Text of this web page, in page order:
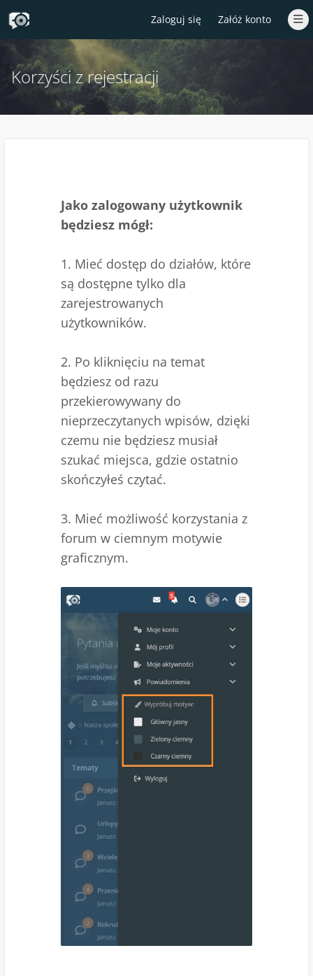
Zaloguj się Załóż konto
Korzyści z rejestracji
Jako zalogowany użytkownik
będziesz mógł:
1. Mieć dostęp do działów, które
są dostępne tylko dla
zarejestrowanych
użytkowników.
2. Po kliknięciu na temat
będziesz od razu
przekierowywany do
nieprzeczytanych wpisów, dzięki
czemu nie będziesz musiał
szukać miejsca, gdzie ostatnio
skończyłeś czytać.
3. Mieć możliwość korzystania z
forum w ciemnym motywie
graficznym.